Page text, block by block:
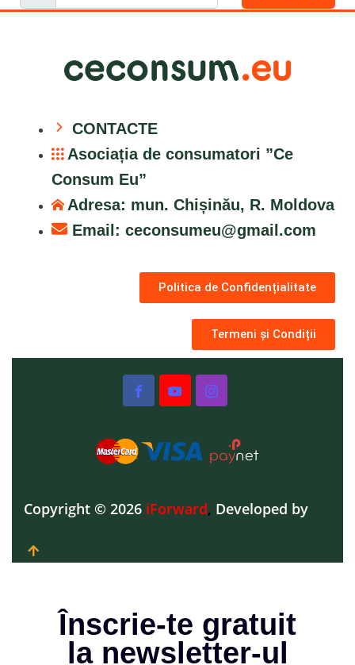
CONTACTE
Asociația de consumatori ”Ce
Consum Eu”
Adresa: mun. Chișinău, R. Moldova
Email: ceconsumeu@gmail.com
Politica de Confidențialitate
Termeni și Condiții
Copyright © 2026 iForward, Developed by
Înscrie-te gratuit
la newsletter-ul